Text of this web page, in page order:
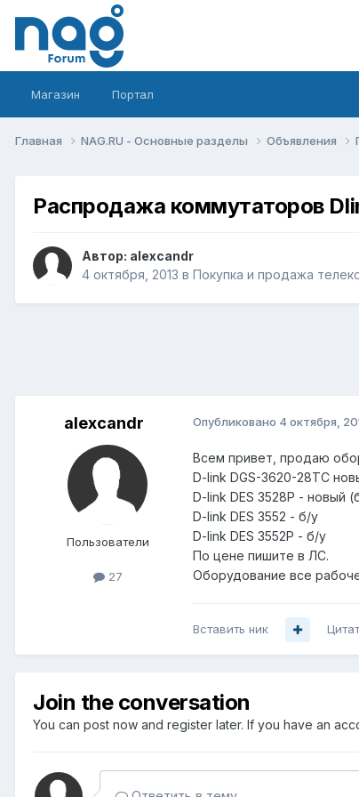
Магазин Портал
Главная NAG.RU - Основные разделы Объявления
Распродажа коммутаторов
Автор: alexcandr
4 октября, 2013 в Покупка и продажа
alexcandr
Пользователи
27
Опубликовано 4 октября,
Всем привет, продаю
D-link DGS-3620-28TC
D-link DES 3528P - новый
D-link DES 3552 - б/у
D-link DES 3552P - б/у
По цене пишите в ЛС.
Оборудование все
Вставить ник
Join the conversation
You can post now and register later. If you have an